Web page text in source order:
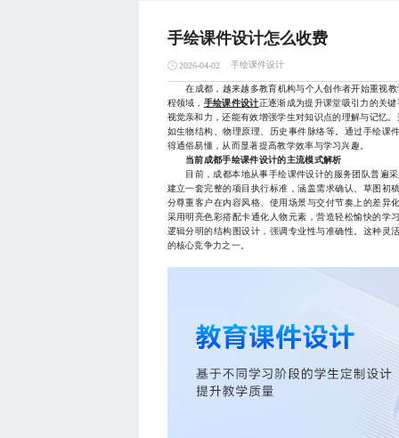
手绘课件设计怎么收费
2026-04-02 手绘课件设计
在成都，越来越多教育机构与个人创作者开始重视教
程领域， 手绘课件设计正逐渐成为提升课堂吸引力的关
视觉亲和力，还能有效增强学生对知识点的理解与记忆
如生物结构、物理原理、历史事件脉络等。通过手绘课
得通俗易懂，从而显著提高教学效率与学习兴趣。
当前成都手绘课件设计的主流模式解析
目前，成都本地从事手绘课件设计的服务团队普遍采
建立一套完整的项目执行标准，涵盖需求确认、草图初
分尊重客户在内容风格、使用场景与交付节奏上的差异
采用明亮色彩搭配卡通化人物元素，营造轻松愉快的学
逻辑分明的结构图设计，强调专业性与准确性。这种灵
的核心竞争力之一。